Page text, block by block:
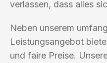
verlassen, dass alles
Neben unserem
Leistungsangebot
und faire Preise.